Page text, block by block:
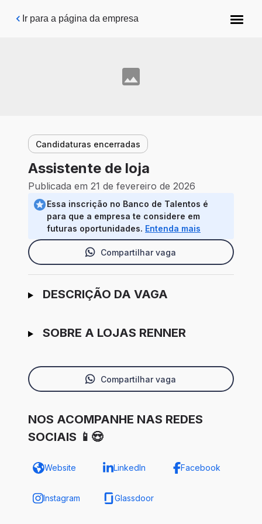
Pular para o conteúdo principal
Ir para a página da empresa
Candidaturas encerradas
Assistente de loja
Publicada em 21 de fevereiro de 2026
Essa inscrição no Banco de Talentos é
para que a empresa te considere em
futuras oportunidades. Entenda mais
Compartilhar vaga
Ir para candidatura
DESCRIÇÃO DA VAGA
SOBRE A LOJAS RENNER
Compartilhar vaga
NOS ACOMPANHE NAS REDES
SOCIAIS 📱😍
Website LinkedIn Facebook
Instagram Glassdoor